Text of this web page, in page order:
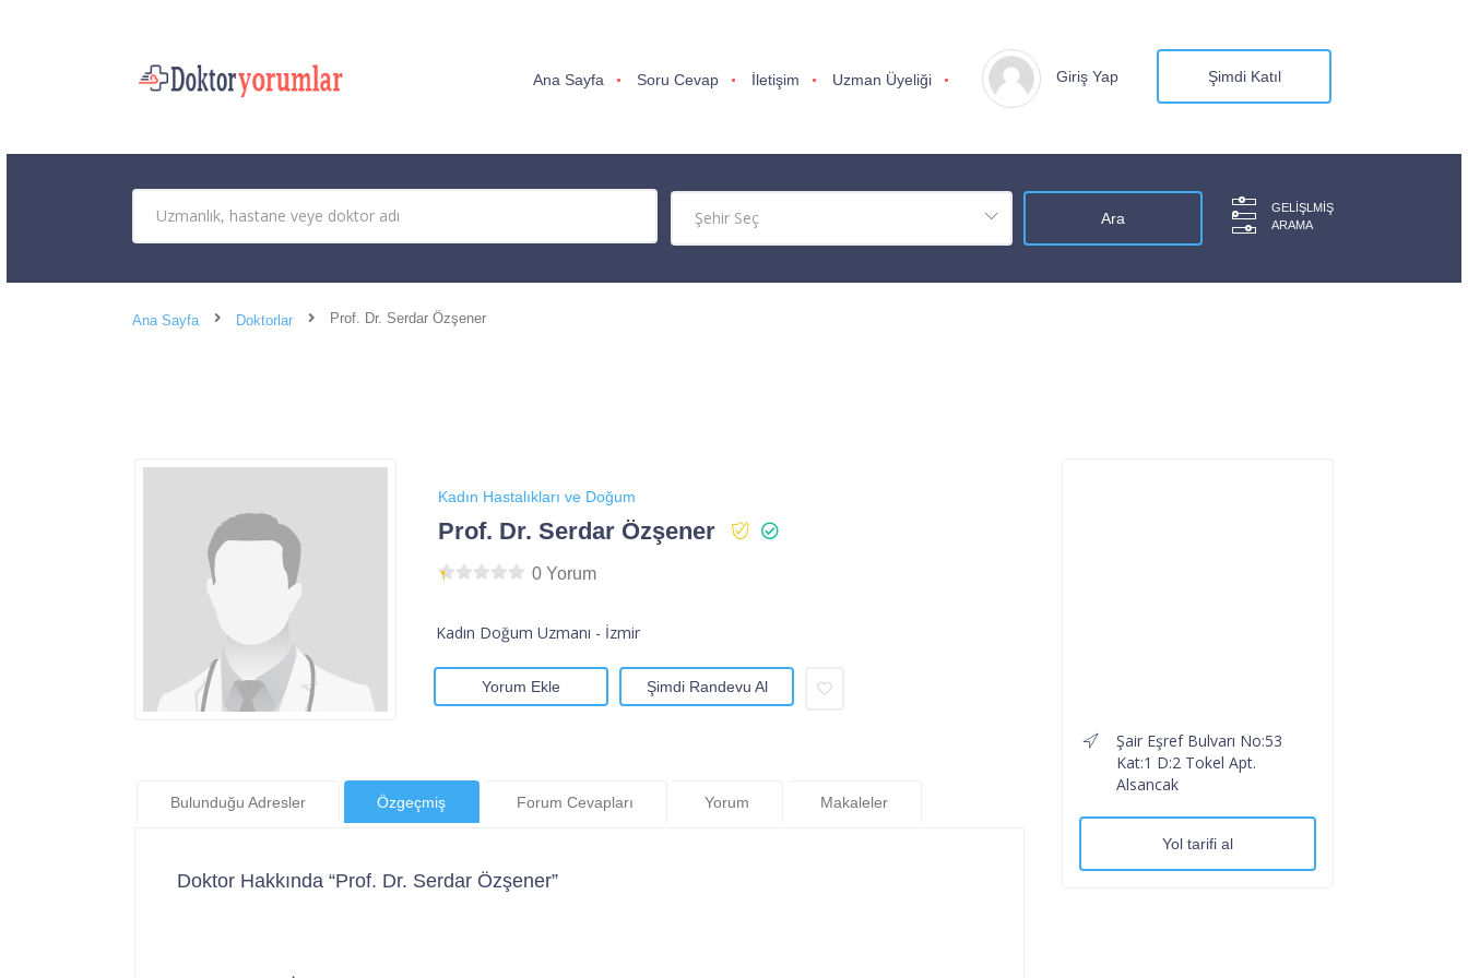
Ana Sayfa Soru Cevap İletişim Uzman Üyeliği Giriş Yap Şimdi Katıl
GELIŞLMIŞ
ARAMA
Ana Sayfa Doktorlar Prof. Dr. Serdar Özşener
Kadın Hastalıkları ve Doğum
Prof. Dr. Serdar Özşener
0 Yorum
Kadın Doğum Uzmanı - İzmir
Yorum Ekle Şimdi Randevu Al
Bulunduğu Adresler Özgeçmiş Forum Cevapları Yorum Makaleler
Doktor Hakkında “Prof. Dr. Serdar Özşener”
Şair Eşref Bulvarı No:53
Kat:1 D:2 Tokel Apt.
Alsancak
Yol tarifi al